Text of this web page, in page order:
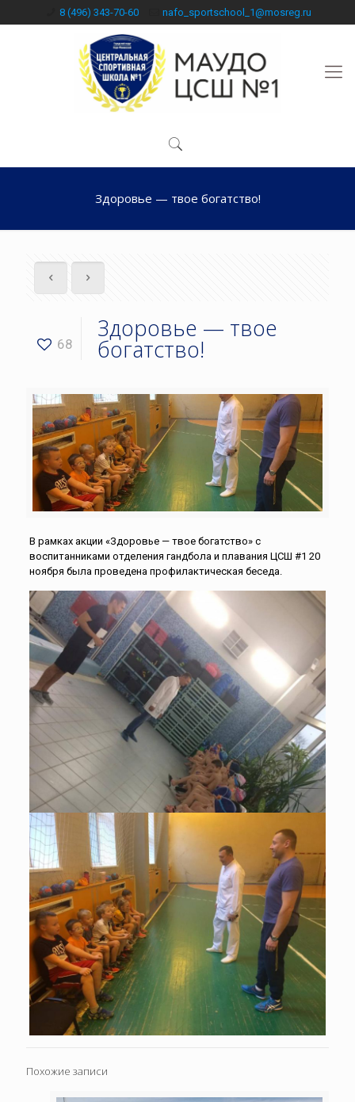
8 (496) 343-70-60 nafo_sportschool_1@mosreg.ru
Здоровье — твое богатство!
68
Здоровье — твое
богатство!
В рамках акции «Здоровье — твое богатство» с
воспитанниками отделения гандбола и плавания ЦСШ #1 20
ноября была проведена профилактическая беседа.
Похожие записи